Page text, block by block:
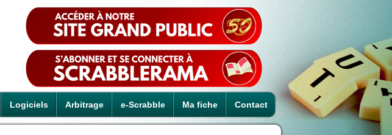
Logiciels Arbitrage e-Scrabble Ma fiche Contact